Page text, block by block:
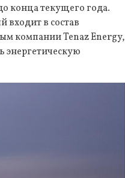
конца текущего года.
входит в состав
компании Tenaz Energy,
энергетическую